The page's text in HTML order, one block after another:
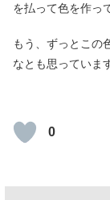
を払って色を作っ
もう、ずっとこの
なとも思っていま
0